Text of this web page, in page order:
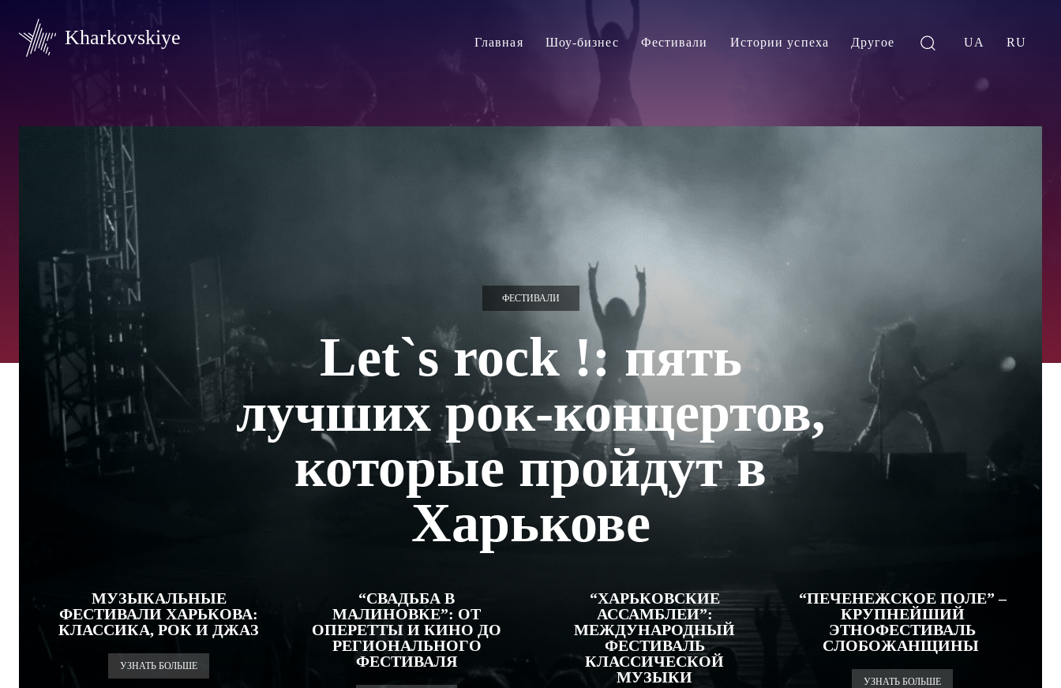
Kharkovskiye Главная Шоу-бизнес Фестивали Истории успеха Другое UA RU
ФЕСТИВАЛИ
Let`s rock !: пять
лучших рок-концертов,
которые пройдут в
Харькове
МУЗЫКАЛЬНЫЕ
ФЕСТИВАЛИ ХАРЬКОВА:
КЛАССИКА, РОК И ДЖАЗ
УЗНАТЬ БОЛЬШЕ
“СВАДЬБА В
МАЛИНОВКЕ”: ОТ
ОПЕРЕТТЫ И КИНО ДО
РЕГИОНАЛЬНОГО
ФЕСТИВАЛЯ
“ХАРЬКОВСКИЕ
АССАМБЛЕИ”:
МЕЖДУНАРОДНЫЙ
ФЕСТИВАЛЬ
КЛАССИЧЕСКОЙ
МУЗЫКИ
“ПЕЧЕНЕЖСКОЕ ПОЛЕ” –
КРУПНЕЙШИЙ
ЭТНОФЕСТИВАЛЬ
СЛОБОЖАНЩИНЫ
УЗНАТЬ БОЛЬШЕ